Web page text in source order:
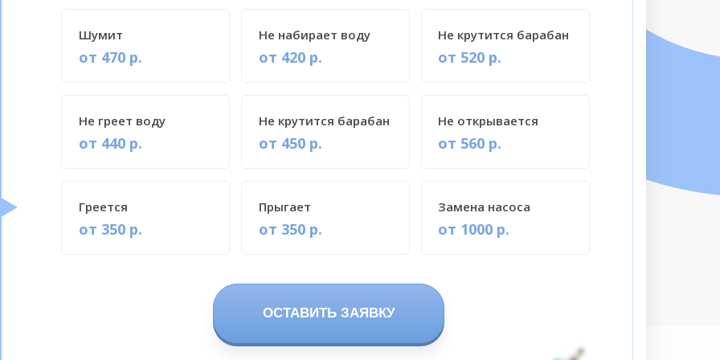
ОСТАВИТЬ ЗАЯВКУ
от 470 р.
Шумит
от 420 р.
Не набирает воду
от 520 р.
Не крутится барабан
от 440 р.
Не греет воду
от 450 р.
Не крутится барабан
от 560 р.
Не открывается
от 350 р.
Греется
от 350 р.
Прыгает
от 1000 р.
Замена насоса